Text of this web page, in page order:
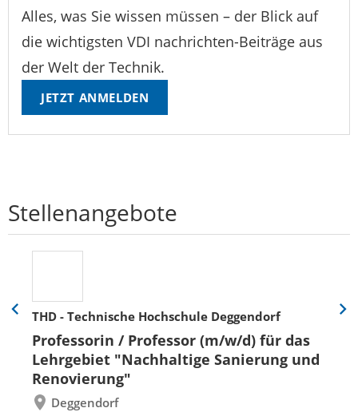
Alles, was Sie wissen müssen – der Blick auf
die wichtigsten VDI nachrichten-Beiträge aus
der Welt der Technik.
JETZT ANMELDEN
Stellenangebote
THD - Technische Hochschule Deggendorf
Professorin / Professor (m/w/d) für das
Lehrgebiet "Nachhaltige Sanierung und
Renovierung"
Deggendorf
Eine
zurück
Eine